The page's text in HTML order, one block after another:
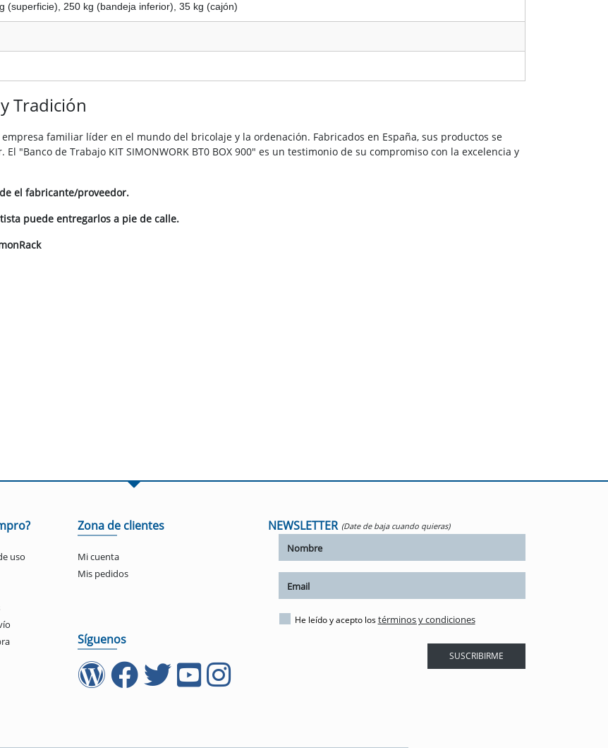
(superficie), 250 kg (bandeja inferior), 35 kg (cajón)
Tradición
familiar líder en el mundo del bricolaje y la ordenación. Fabricados en España, sus productos se
"Banco de Trabajo KIT SIMONWORK BT0 BOX 900" es un testimonio de su compromiso con la excelencia y
el fabricante/proveedor.
puede entregarlos a pie de calle.
uso
Zona de clientes
Mi cuenta
Mis pedidos
Síguenos
NEWSLETTER (Date de baja cuando quieras)
He leído y acepto lostérminos y condiciones
SUSCRIBIRME